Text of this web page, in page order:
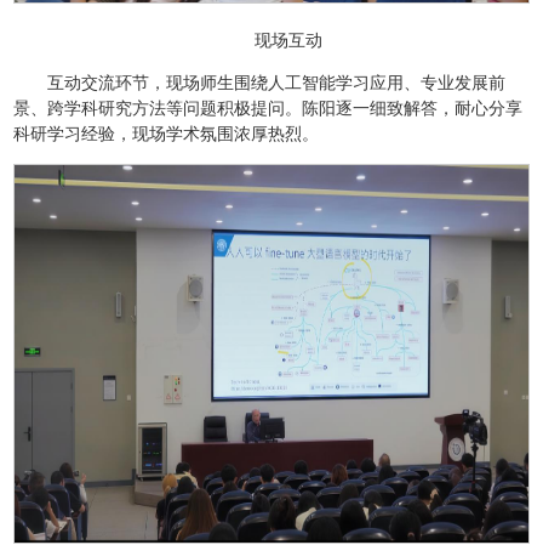
现场互动
互动交流环节，现场师生围绕人工智能学习应用、专业发展前
景、跨学科研究方法等问题积极提问。陈阳逐一细致解答，耐心分享
科研学习经验，现场学术氛围浓厚热烈。